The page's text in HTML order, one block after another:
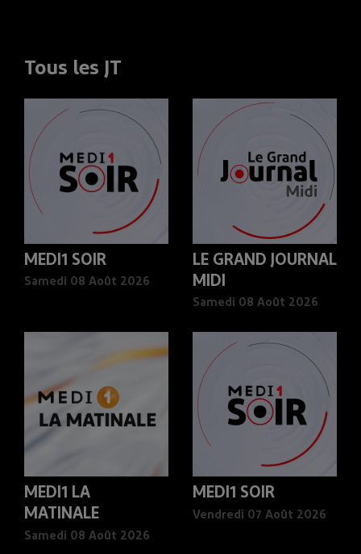
Tous les JT
MEDI1 SOIR
Samedi 08 Août 2026
LE GRAND JOURNAL
MIDI
Samedi 08 Août 2026
MEDI1 LA
MATINALE
Samedi 08 Août 2026
MEDI1 SOIR
Vendredi 07 Août 2026